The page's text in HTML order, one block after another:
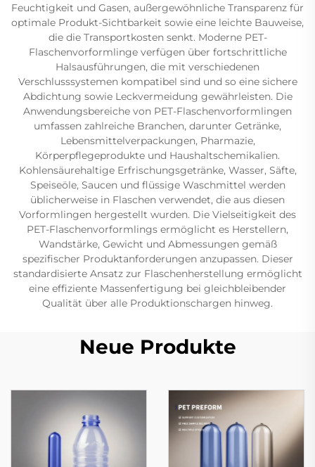
Feuchtigkeit und Gasen, außergewöhnliche Transparenz für
optimale Produkt-Sichtbarkeit sowie eine leichte Bauweise,
die die Transportkosten senkt. Moderne PET-
Flaschenvorformlinge verfügen über fortschrittliche
Halsausführungen, die mit verschiedenen
Verschlusssystemen kompatibel sind und so eine sichere
Abdichtung sowie Leckvermeidung gewährleisten. Die
Anwendungsbereiche von PET-Flaschenvorformlingen
umfassen zahlreiche Branchen, darunter Getränke,
Lebensmittelverpackungen, Pharmazie,
Körperpflegeprodukte und Haushaltschemikalien.
Kohlensäurehaltige Erfrischungsgetränke, Wasser, Säfte,
Speiseöle, Saucen und flüssige Waschmittel werden
üblicherweise in Flaschen verwendet, die aus diesen
Vorformlingen hergestellt wurden. Die Vielseitigkeit des
PET-Flaschenvorformlings ermöglicht es Herstellern,
Wandstärke, Gewicht und Abmessungen gemäß
spezifischer Produktanforderungen anzupassen. Dieser
standardisierte Ansatz zur Flaschenherstellung ermöglicht
eine effiziente Massenfertigung bei gleichbleibender
Qualität über alle Produktionschargen hinweg.
Neue Produkte